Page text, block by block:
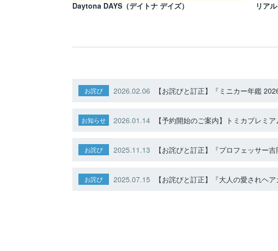
Daytona DAYS（デイトナ デイズ） リア
お詫び 2026.02.06 【お詫びと訂正】『ミニカー年鑑
お知らせ 2026.01.14 【予約開始のご案内】トミカプレミ
お詫び 2025.11.13 【お詫びと訂正】『プロフェッサー
お詫び 2025.07.15 【お詫びと訂正】『大人の愛されヘア